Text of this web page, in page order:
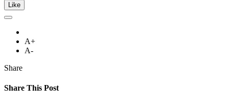
Like
A+
A-
Share
Share This Post